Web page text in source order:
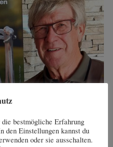
bestmögliche Erfahrung
den Einstellungen kannst du
oder sie ausschalten.